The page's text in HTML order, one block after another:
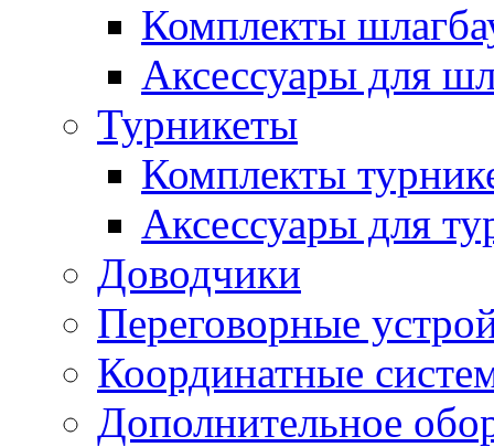
Комплекты
Аксессуары для
Турникеты
Комплекты
Аксессуары для
Доводчики
Переговорные
Координатные
Дополнительное